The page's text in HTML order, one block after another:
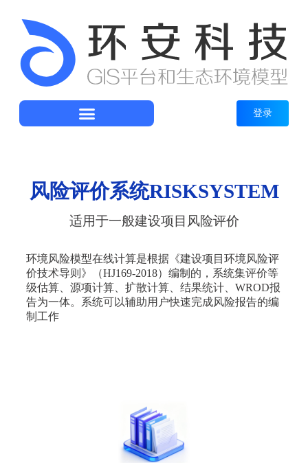
登录
风险评价系统RISKSYSTEM
适用于一般建设项目风险评价
环境风险模型在线计算是根据《建设项目环境风险评
价技术导则》（HJ169-2018）编制的，系统集评价等
级估算、源项计算、扩散计算、结果统计、WROD报
告为一体。系统可以辅助用户快速完成风险报告的编
制工作